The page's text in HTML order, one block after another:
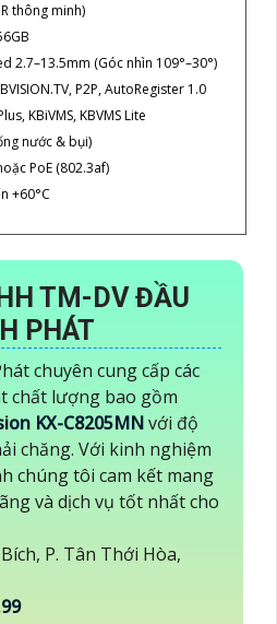
thông minh)
2.7–13.5mm (Góc nhìn 109°–30°)
P2P, AutoRegister 1.0
KBiVMS, KBVMS Lite
nước & bụi)
PoE (802.3af)
+60°C
TM-DV ĐẦU
PHÁT
chuyên cung cấp các
chất lượng bao gồm
KX-C8205MNvới độ
chăng. Với kinh nghiệm
chúng tôi cam kết mang
và dịch vụ tốt nhất cho
P. Tân Thới Hòa,